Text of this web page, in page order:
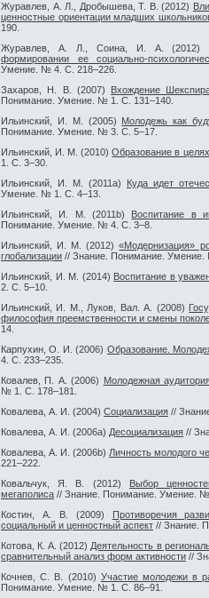
Журавлев, А. Л., Дробышева, Т. В. (2012)
ценностные ориентации младших
190.
Журавлев, А. Л., Соина, И. А. (2012)
формировании ее социально-
Умение. № 4. С. 218–226.
Захаров, Н. В. (2007)
Вхождение
Понимание. Умение. № 1. С. 131–140.
Ильинский, И. М. (2005) Молодежь как
Понимание. Умение. № 3. С. 5–17.
Ильинский, И. М. (2010)Образование в
1. С. 3–30.
Ильинский, И. М. (2011a)
Куда идет
Умение. № 1. С. 4–13.
Ильинский, И. М. (2011b)
Воспитание в
Понимание. Умение. № 4. С. 3–8.
Ильинский, И. М. (2012)«Модернизация»
глобализации // Знание. Понимание.
Ильинский, И. М. (2014) Воспитание в
2. С. 5–10.
Ильинский, И. М., Луков, Вал. А. (2008)
философия преемственности и смены
14.
Карпухин, О. И. (2006) Образование.
4. С. 233–235.
Ковалев, П. А. (2006) Молодежная
№ 1. С. 178–181.
Ковалева, А. И. (2004) Социализация //
Ковалева, А. И. (2006a) Десоциализация //
Ковалева, А. И. (2006b) Личность молодого
221–222.
Ковальчук, Я. В. (2012)
Выбор
мегаполиса // Знание. Понимание. Умение.
Костин, А. В. (2009)
Противоречия
социальный и ценностный аспект // Знание.
Котова, К. А. (2012) Деятельность в
сравнительный анализ форм активности //
Кочнев, С. В. (2010) Участие молодежи в
Понимание. Умение. № 1. С. 86–91.